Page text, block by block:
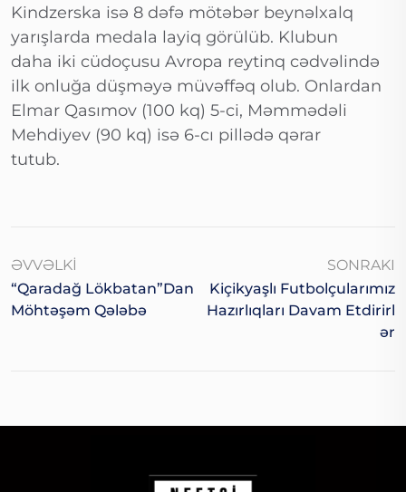
Kindzerska isə 8 dəfə mötəbər beynəlxalq
yarışlarda medala layiq görülüb. Klubun
daha iki cüdoçusu Avropa reytinq cədvəlində
ilk onluğa düşməyə müvəffəq olub. Onlardan
Elmar Qasımov (100 kq) 5-ci, Məmmədəli
Mehdiyev (90 kq) isə 6-cı pillədə qərar
tutub.
ƏVVƏLKI
“Qaradağ Lökbatan”dan
Möhtəşəm Qələbə
SONRAKI
Kiçikyaşlı Futbolçularımız
Hazırlıqları Davam Etdirirl
Ər